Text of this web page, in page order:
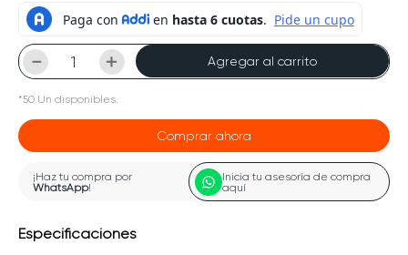
＋
－ Agregar al carrito
*50 Un disponibles.
Comprar ahora
¡Haz tu compra por
WhatsApp!
Inicia tu asesoría de compra
aquí
Especificaciones